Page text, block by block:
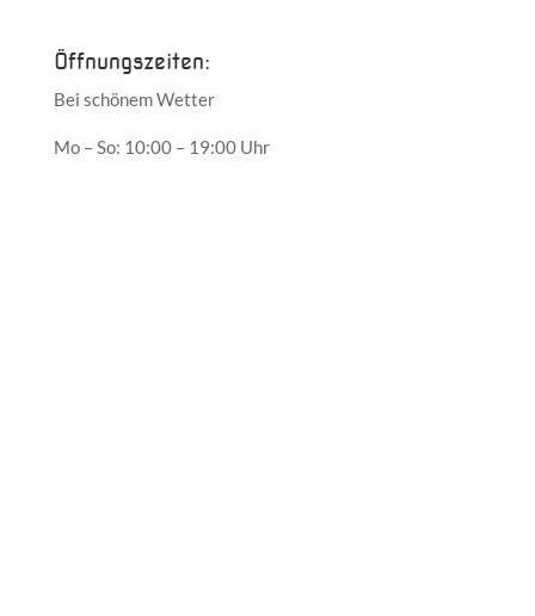
Öffnungszeiten:
Bei schönem Wetter
Mo – So: 10:00 – 19:00 Uhr